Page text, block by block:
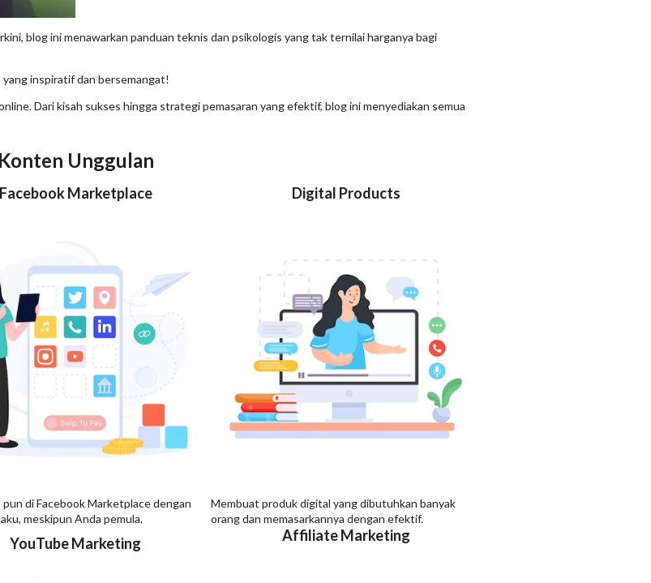
blog ini menawarkan panduan teknis dan psikologis yang tak ternilai harganya bagi
yang inspiratif dan bersemangat!
Dari kisah sukses hingga strategi pemasaran yang efektif, blog ini menyediakan semua
Konten Unggulan
Facebook Marketplace
pun di Facebook Marketplace dengan
meskipun Anda pemula.
Digital Products
Membuat produk digital yang dibutuhkan banyak
orang dan memasarkannya dengan efektif.
YouTube Marketing Affiliate Marketing